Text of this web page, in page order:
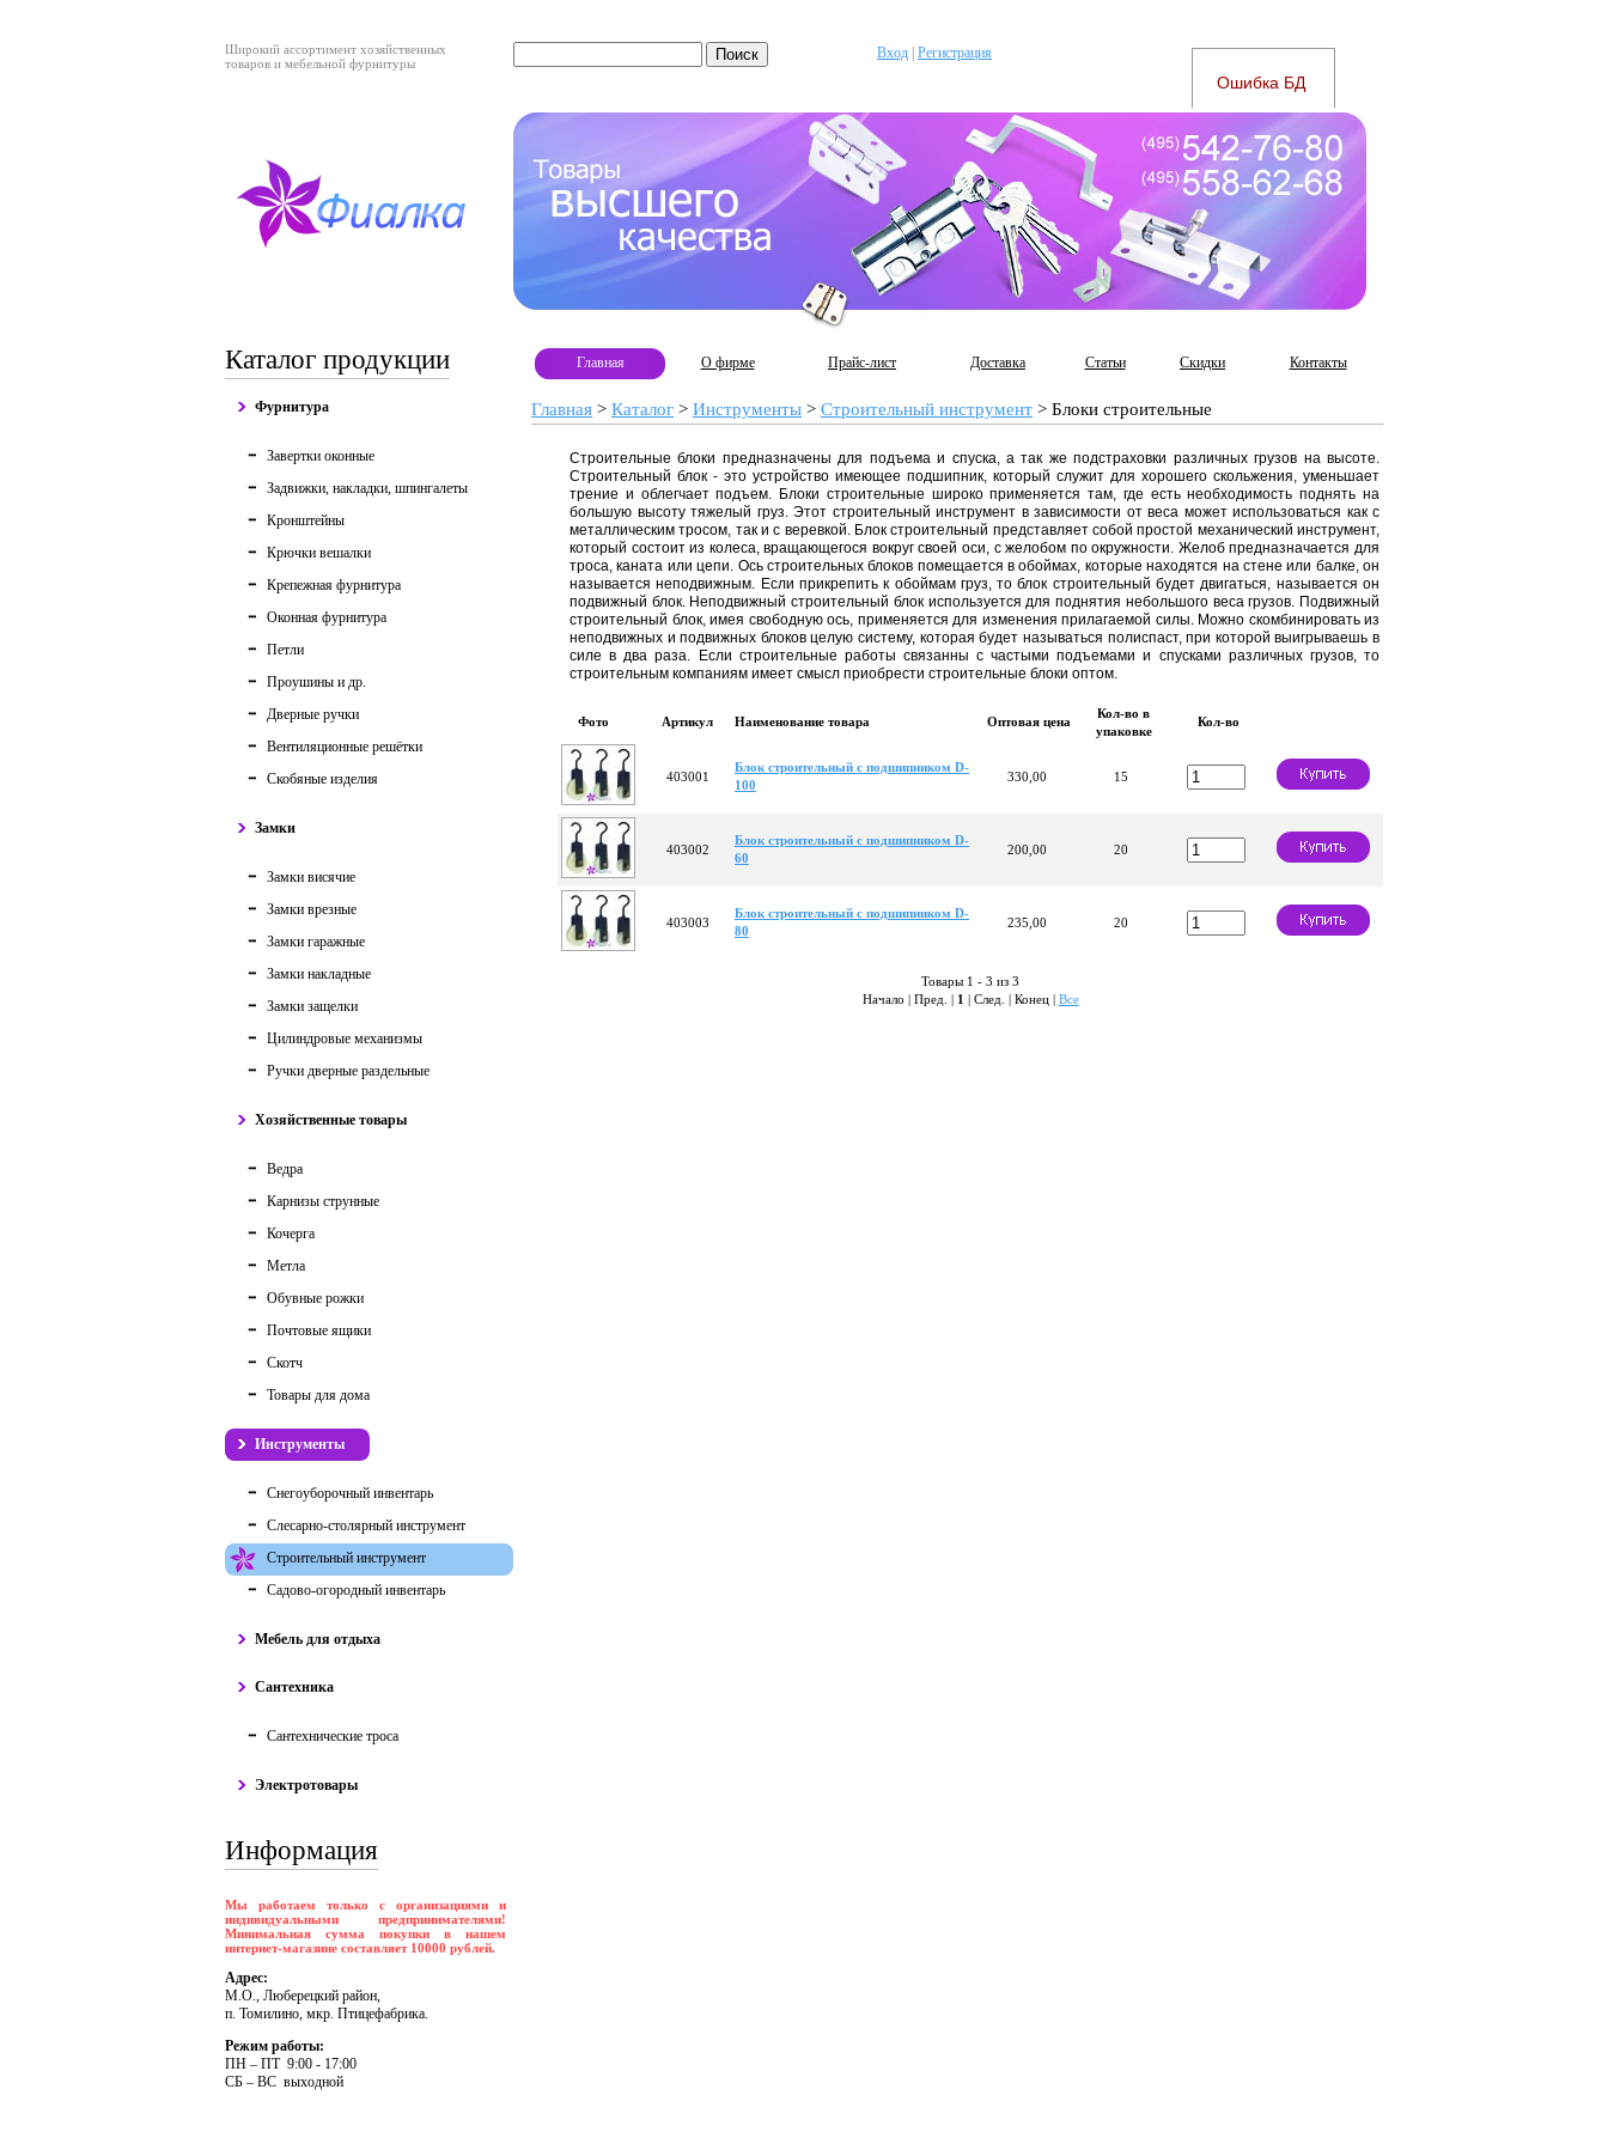
Широкий ассортимент хозяйственных
товаров и мебельной фурнитуры
Вход Регистрация
Каталог продукции
Фурнитура
Завертки оконные
Задвижки, накладки, шпингалеты
Кронштейны
Крючки вешалки
Крепежная фурнитура
Оконная фурнитура
Петли
Проушины и др.
Дверные ручки
Вентиляционные решётки
Скобяные изделия
Замки
Замки висячие
Замки врезные
Замки гаражные
Замки накладные
Замки защелки
Цилиндровые механизмы
Ручки дверные раздельные
Хозяйственные товары
Ведра
Карнизы струнные
Кочерга
Метла
Обувные рожки
Почтовые ящики
Скотч
Товары для дома
Инструменты
Снегоуборочный инвентарь
Слесарно-столярный инструмент
Строительный инструмент
Садово-огородный инвентарь
Мебель для отдыха
Сантехника
Сантехнические троса
Электротовары
Информация
Мы работаем только с организациями и
индивидуальными предпринимателями!
Минимальная сумма покупки в нашем
интернет-магазине составляет 10000 рублей.
Адрес:
М.О., Люберецкий район,
п. Томилино, мкр. Птицефабрика.
Режим работы:
ПH – ПT 9:00 - 17:00
CБ – BC выходной
Главная О фирме Прайс-лист Доставка Статьи Скидки Контакты
Главная > Каталог > Инструменты > Строительный инструмент > Блоки строительные
Строительные блоки предназначены для подъема и спуска, а так же подстраховки различных грузов на высоте.
Строительный блок - это устройство имеющее подшипник, который служит для хорошего скольжения, уменьшает
трение и облегчает подъем. Блоки строительные широко применяется там, где есть необходимость поднять на
большую высоту тяжелый груз. Этот строительный инструмент в зависимости от веса может использоваться как с
металлическим тросом, так и с веревкой. Блок строительный представляет собой простой механический инструмент,
который состоит из колеса, вращающегося вокруг своей оси, с желобом по окружности. Желоб предназначается для
троса, каната или цепи. Ось строительных блоков помещается в обоймах, которые находятся на стене или балке, он
называется неподвижным. Если прикрепить к обоймам груз, то блок строительный будет двигаться, называется он
подвижный блок. Неподвижный строительный блок используется для поднятия небольшого веса грузов. Подвижный
строительный блок, имея свободную ось, применяется для изменения прилагаемой силы. Можно скомбинировать из
неподвижных и подвижных блоков целую систему, которая будет называться полиспаст, при которой выигрываешь в
силе в два раза. Если строительные работы связанны с частыми подъемами и спусками различных грузов, то
строительным компаниям имеет смысл приобрести строительные блоки оптом.
Фото Артикул Наименование товара Оптовая цена
Кол-во в
упаковке
Кол-во
403001
Блок строительный с подшипником D-
100
330,00 15
403002
Блок строительный с подшипником D-
60
200,00 20
403003
Блок строительный с подшипником D-
80
235,00 20
Товары 1 - 3 из 3
Начало | Пред. | 1 | След. | Конец | Все